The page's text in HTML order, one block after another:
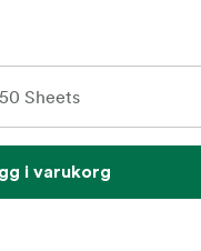
i varukorg